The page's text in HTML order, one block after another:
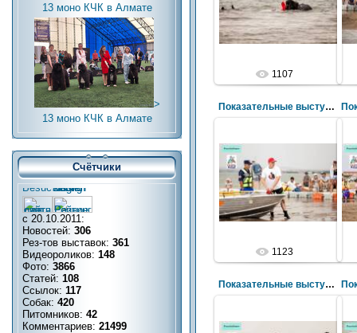
13 моно КЧК в Алмате
>
13 моно КЧК в Алмате
Счётчики
с 20.10.2011:
Новостей: 306
Рез-тов выставок: 361
Видеороликов: 148
Фото: 3866
Статей: 108
Ссылок: 117
Собак: 420
Питомников: 42
Комментариев: 21499
1107
Показательные выступления по ССВ
1123
Показательные выступления по ССВ